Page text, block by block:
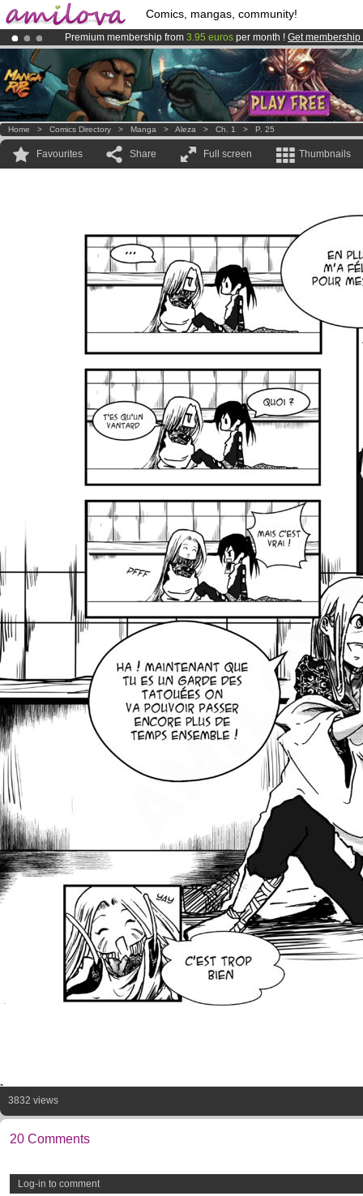
Comics, mangas, community!
Premium membership from 3.95 euros per month ! Get membership
Already 100000membersand 1000comics & mangas!.
AmilovaKickstarter is now LIVE!.
Home > Comics Directory > Manga > Aleza > Ch. 1 > P. 25
Favourites Share Full screen Thumbnails
3832 views
20 Comments
Log-in to comment